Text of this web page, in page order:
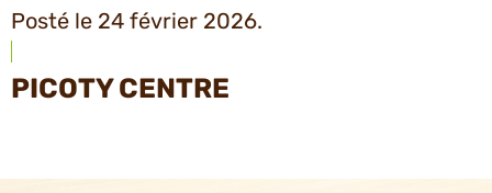
Posté le 24 février 2026.
PICOTY CENTRE